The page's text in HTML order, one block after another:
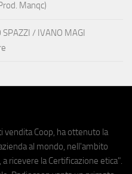
Manqc)
SPAZZI / IVANO MAGI
vendita Coop, ha ottenuto la
al mondo, nell'ambito
ricevere la Certificazione etica".